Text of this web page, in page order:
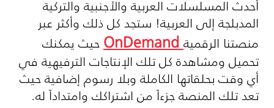
أحدث المسلسلات العربية والأجنبية والتركية
المدبلجة إلى العربية! ستجد كل ذلك وأكثر عبر
منصتنا الرقميةOnDemandحيث يمكنك
تحميل ومشاهدة كل تلك الإنتاجات الترفيهية في
أي وقت بحلقاتها الكاملة وبلا رسوم إضافية حيث
تعد تلك المنصة جزءاً من اشتراكك وامتداداً له.